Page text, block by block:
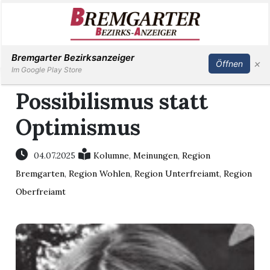
Immobilien
Veranstaltungen
Stellen
E-
Paper
Newsletter
Inserieren Abonnieren Anmelden
Possibilismus statt
Optimismus
04.07.2025 Kolumne,Meinungen,Region
Bremgarten,Region Wohlen,Region Unterfreiamt,Region
Oberfreiamt
Bremgarter Bezirksanzeiger
Im Google Play Store
Öffnen ×